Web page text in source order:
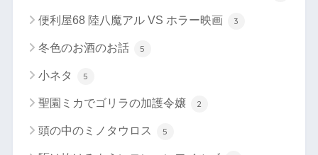
便利屋68 陸八魔アル VS ホラー映画 3
冬色のお酒のお話 5
小ネタ 5
聖園ミカでゴリラの加護令嬢 2
頭の中のミノタウロス 5